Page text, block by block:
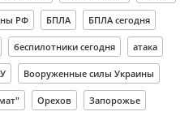
РФ БПЛА БПЛА сегодня
беспилотники сегодня атака
Вооруженные силы Украины
Орехов Запорожье